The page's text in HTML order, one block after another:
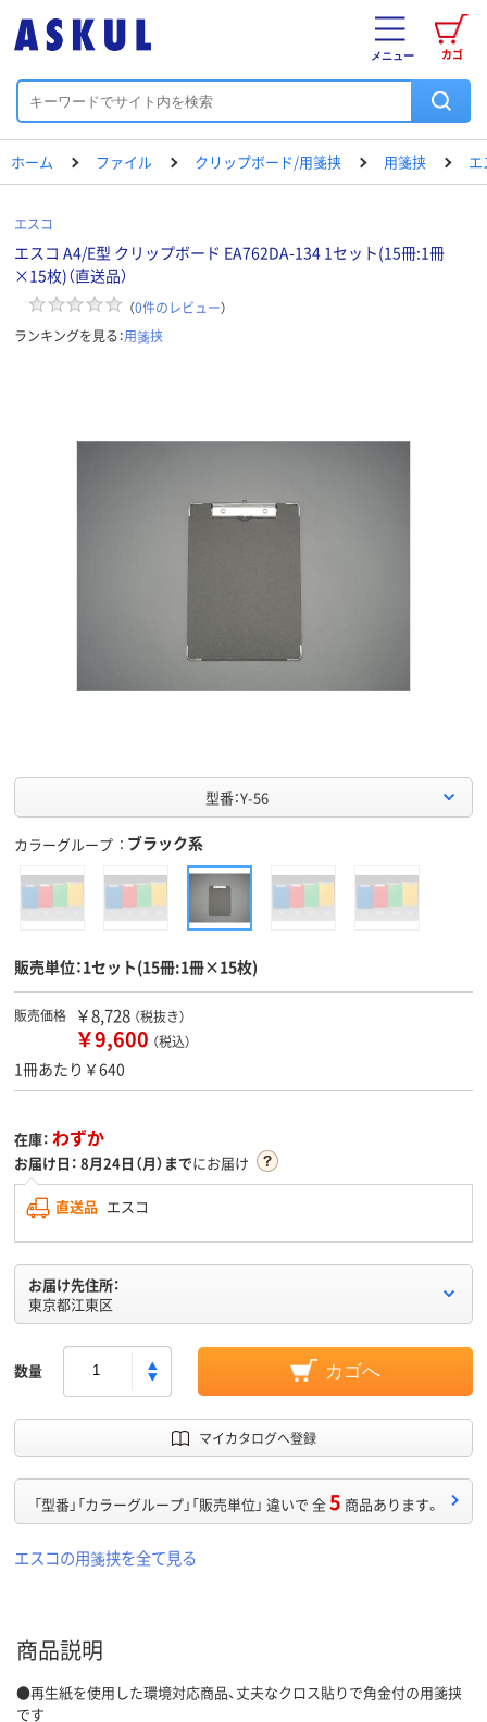
カゴ
メニュー
ホーム ファイル クリップボード/用箋挟 用箋挟 エ
エスコ
エスコ A4/E型 クリップボード EA762DA-134 1セット(15冊:1冊
×15枚)（直送品）
（0件のレビュー）
ランキングを見る：用箋挟
型番：Y-56
カラーグループ ブラック系
販売単位：1セット(15冊:1冊×15枚)
販売価格 ￥8,728 （税抜き）
￥9,600 （税込）
1冊あたり￥640
在庫： わずか
お届け日： 8月24日（月）までにお届け
直送品 エスコ
お届け先住所：
東京都江東区
数量 カゴへ
マイカタログへ登録
「型番」「カラーグループ」「販売単位」 違いで 全5 商品あります。
エスコの用箋挟を全て見る
商品説明
●再生紙を使用した環境対応商品、丈夫なクロス貼りで角金付の用箋挟
です